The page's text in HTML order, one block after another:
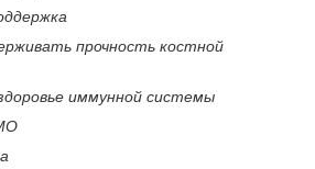
прочность костной
иммунной системы